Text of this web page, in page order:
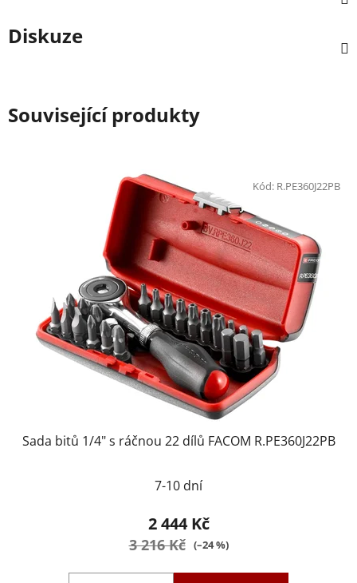
Diskuze
Související produkty
Sada bitů 1/4" s ráčnou 22 dílů FACOM R.PE360J22PB
7-10 dní
2 444 Kč
3 216 Kč (–24 %)
Kód: R.PE360J22PB